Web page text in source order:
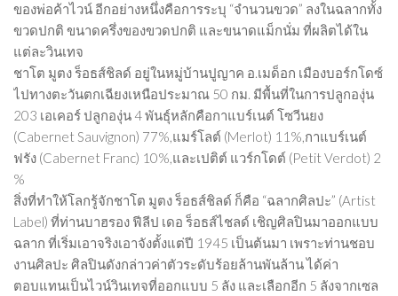
ของพ่อค้าไวน์ อีกอย่างหนึ่งคือการระบุ “จำนวนขวด” ลงในฉลากทั้ง
ขวดปกติ ขนาดครึ่งของขวดปกติ และขนาดแม็กนั่ม ที่ผลิตได้ใน
แต่ละวินเทจ
ชาโต มูตง ร็อธส์ชิลด์ อยู่ในหมู่บ้านปูญาค อ.เมด็อก เมืองบอร์กโดซ์
ไปทางตะวันตกเฉียงเหนือประมาณ 50 กม. มีพื้นที่ในการปลูกองุ่น
203 เอเคอร์ ปลูกองุ่น 4 พันธุ์หลักคือกาแบร์เนต์ โซวีนยง
(Cabernet Sauvignon) 77%,แมร์โลต์ (Merlot) 11%,กาแบร์เนต์
ฟรัง (Cabernet Franc) 10%,และเปติต์ แวร์กโดต์ (Petit Verdot) 2
%
สิ่งที่ทำให้โลกรู้จักชาโต มูตง ร็อธส์ชิลด์ ก็คือ “ฉลากศิลปะ” (Artist
Label) ที่ท่านบาฮรอง ฟีลีป เดอ ร็อธส์ไชลด์ เชิญศิลปินมาออกแบบ
ฉลาก ที่เริ่มเอาจริงเอาจังตั้งแต่ปี 1945 เป็นต้นมา เพราะท่านชอบ
งานศิลปะ ศิลปินดังกล่าวค่าตัวระดับร้อยล้านพันล้าน ได้ค่า
ตอบแทนเป็นไวน์วินเทจที่ออกแบบ 5 ลัง และเลือกอีก 5 ลังจากเซล